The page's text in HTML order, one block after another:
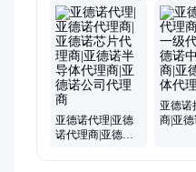
代理商、adi亚德诺代理商、
商、renesas瑞萨代理商、
商
亚德诺代理|亚德
诺代理商|亚德诺
亚德诺
商|亚